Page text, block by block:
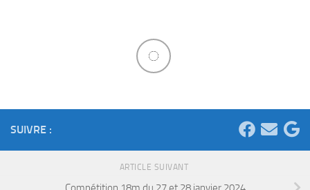
SUIVRE :
ARTICLE SUIVANT